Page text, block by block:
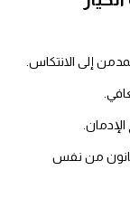
إلى الانتكاس.
من نفس